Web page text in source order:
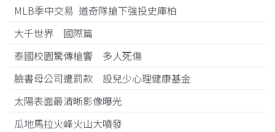
MLB季中交易 道奇隊搶下強投史庫柏
大千世界 國際篇
泰國校園驚傳槍響 多人死傷
臉書母公司遭罰款 設兒少心理健康基金
太陽表面最清晰影像曝光
瓜地馬拉火峰火山大噴發